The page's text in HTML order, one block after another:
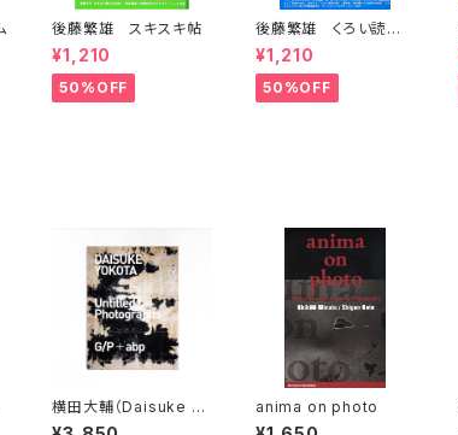
後藤繁雄 スキスキ帖
¥1,210
50%OFF
後藤繁雄 くろい読書
の手帖
¥1,210
50%OFF
横田大輔（Daisuke Yo
kota）Untitled/Photo
anima on photo